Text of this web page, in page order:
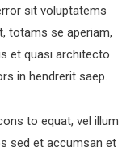
sit voluptatems
totams se aperiam,
et quasi architecto
in hendrerit saep.
to equat, vel illum
sed et accumsan et